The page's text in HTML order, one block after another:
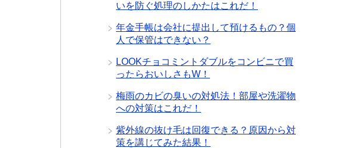
いを防ぐ処理のしかたはこれだ！
年金手帳は会社に提出して預けるもの？個
人で保管はできない？
LOOKチョコミントダブルをコンビニで買
ったらおいしさもW！
梅雨のカビの臭いの対処法！部屋や洗濯物
への対策はこれだ！
紫外線の抜け毛は回復できる？原因から対
策を講じてみた結果！